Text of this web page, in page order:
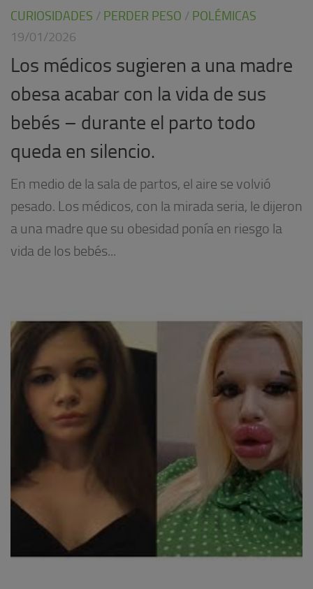
CURIOSIDADES / PERDER PESO / POLÉMICAS
19/01/2026
Los médicos sugieren a una madre
obesa acabar con la vida de sus
bebés – durante el parto todo
queda en silencio.
En medio de la sala de partos, el aire se volvió
pesado. Los médicos, con la mirada seria, le dijeron
a una madre que su obesidad ponía en riesgo la
vida de los bebés...